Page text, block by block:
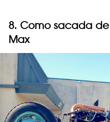
8. Como sacada
Max